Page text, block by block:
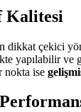
Kalitesi
dikkat çekici
yapılabilir ve
nokta ise